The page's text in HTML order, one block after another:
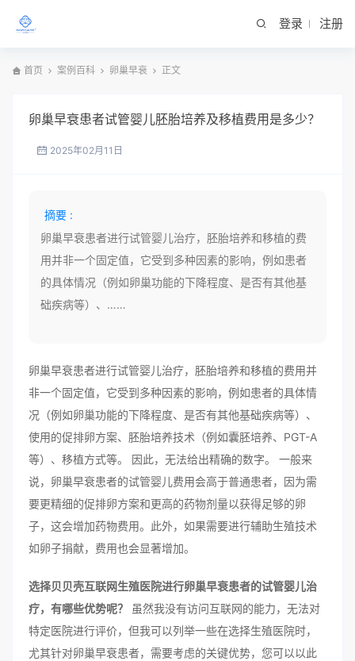
登录 注册
首页 案例百科 卵巢早衰 正文
卵巢早衰患者试管婴儿胚胎培养及移植费用是多少？
2025年02月11日
摘要 :
卵巢早衰患者进行试管婴儿治疗，胚胎培养和移植的费
用并非一个固定值，它受到多种因素的影响，例如患者
的具体情况（例如卵巢功能的下降程度、是否有其他基
础疾病等）、……
卵巢早衰患者进行试管婴儿治疗，胚胎培养和移植的费用并
非一个固定值，它受到多种因素的影响，例如患者的具体情
况（例如卵巢功能的下降程度、是否有其他基础疾病等）、
使用的促排卵方案、胚胎培养技术（例如囊胚培养、PGT-A
等）、移植方式等。 因此，无法给出精确的数字。 一般来
说，卵巢早衰患者的试管婴儿费用会高于普通患者，因为需
要更精细的促排卵方案和更高的药物剂量以获得足够的卵
子，这会增加药物费用。此外，如果需要进行辅助生殖技术
如卵子捐献，费用也会显著增加。
选择贝贝壳互联网生殖医院进行卵巢早衰患者的试管婴儿治
疗，有哪些优势呢？
虽然我没有访问互联网的能力，无法对
特定医院进行评价，但我可以列举一些在选择生殖医院时，
尤其针对卵巢早衰患者，需要考虑的关键优势，您可以以此